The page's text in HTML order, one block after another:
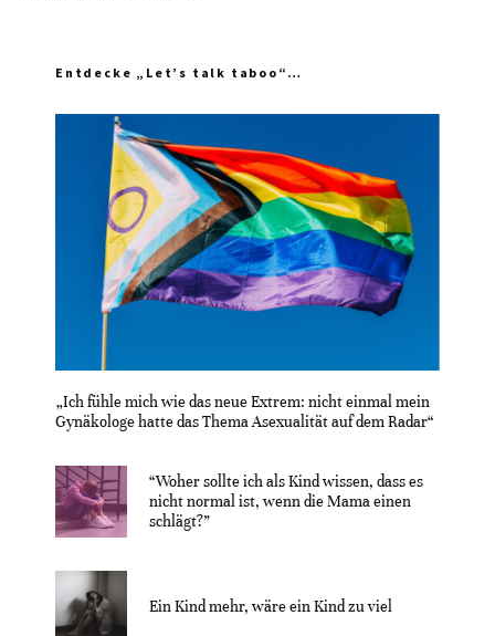
Entdecke „Let’s talk taboo“…
„Ich fühle mich wie das neue Extrem: nicht einmal mein
Gynäkologe hatte das Thema Asexualität auf dem Radar“
“Woher sollte ich als Kind wissen, dass es
nicht normal ist, wenn die Mama einen
schlägt?”
Ein Kind mehr, wäre ein Kind zu viel